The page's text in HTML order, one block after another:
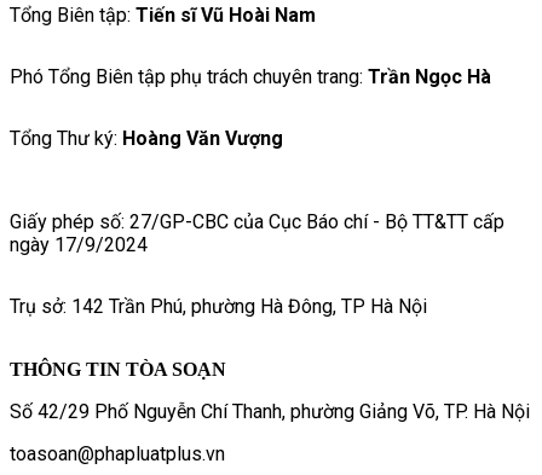
Tổng Biên tập: Tiến sĩ Vũ Hoài Nam
Phó Tổng Biên tập phụ trách chuyên trang: Trần Ngọc Hà
Tổng Thư ký: Hoàng Văn Vượng
Giấy phép số: 27/GP-CBC của Cục Báo chí - Bộ TT&TT cấp
ngày 17/9/2024
Trụ sở: 142 Trần Phú, phường Hà Đông, TP Hà Nội
THÔNG TIN TÒA SOẠN
Số 42/29 Phố Nguyễn Chí Thanh, phường Giảng Võ, TP. Hà Nội
toasoan@phapluatplus.vn